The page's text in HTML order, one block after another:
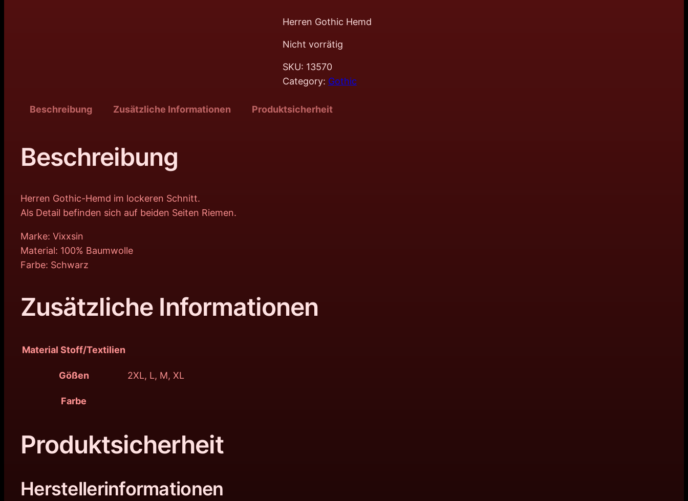
Herren Gothic Hemd
Nicht vorrätig
SKU: 13570
Category: Gothic
Beschreibung Zusätzliche Informationen Produktsicherheit
Beschreibung
Herren Gothic-Hemd im lockeren Schnitt.
Als Detail befinden sich auf beiden Seiten Riemen.
Marke: Vixxsin
Material: 100% Baumwolle
Farbe: Schwarz
Zusätzliche Informationen
Material Stoff/Textilien
Gößen 2XL, L, M, XL
Farbe
Produktsicherheit
Herstellerinformationen